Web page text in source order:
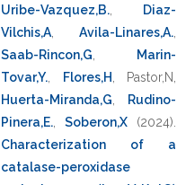
Uribe-Vazquez,B.
Diaz-
Vilchis,A
Avila-Linares,A.
Saab-Rincon,G
Marin-
Tovar,Y.
Flores,H Pastor,N
Huerta-Miranda,G
Rudino-
Pinera,E.
Soberon,X (2024)
Characterization of a
catalase-peroxidase